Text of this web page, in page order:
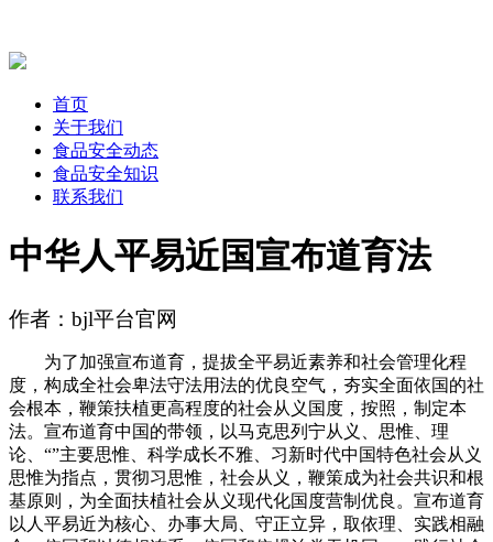
首页
关于我们
食品安全动态
食品安全知识
联系我们
中华人平易近国宣布道育法
作者：bjl平台官网
为了加强宣布道育，提拔全平易近素养和社会管理化程
度，构成全社会卑法守法用法的优良空气，夯实全面依国的社
会根本，鞭策扶植更高程度的社会从义国度，按照，制定本
法。宣布道育中国的带领，以马克思列宁从义、思惟、理
论、“”主要思惟、科学成长不雅、习新时代中国特色社会从义
思惟为指点，贯彻习思惟，社会从义，鞭策成为社会共识和根
基原则，为全面扶植社会从义现代化国度营制优良。宣布道育
以人平易近为核心、办事大局、守正立异，取依理、实践相融